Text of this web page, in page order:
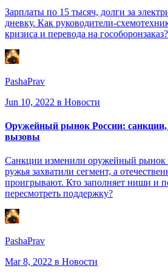
Зарплаты по 15 тысяч, долги за
дневку. Как руководители-
кризиса и перевода на гособоронзаказ?
PashaPrav
Jun 10, 2022 в Новости
Оружейный рынок России:
вызовы
Санкции изменили оружейный рынок
ружья захватили сегмент, а
проигрывают. Кто заполняет ниши и
пересмотреть поддержку?
PashaPrav
Mar 8, 2022 в Новости